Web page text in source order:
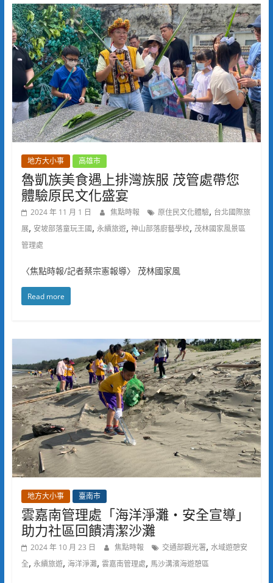
地方大小事 高雄市
魯凱族美食遇上排灣族服 茂管處帶您
體驗原民文化盛宴
2024 年 11 月 1 日 焦點時報 原住民文化體驗, 台北國際旅
展, 安坡部落童玩王國, 永續旅遊, 神山部落廚藝學校, 茂林國家風景區
管理處
〈焦點時報/記者蔡宗憲報導〉 茂林國家風
Read more
地方大小事 臺南市
雲嘉南管理處「海洋淨灘‧安全宣導」
助力社區回饋清潔沙灘
2024 年 10 月 23 日 焦點時報 交通部觀光署, 水域遊憩安
全, 永續旅遊, 海洋淨灘, 雲嘉南管理處, 馬沙溝濱海遊憩區